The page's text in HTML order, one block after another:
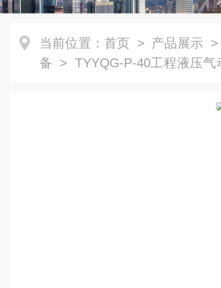
当前位置： 首页 > 产品展示
备 > TYYQG-P-40工程液压